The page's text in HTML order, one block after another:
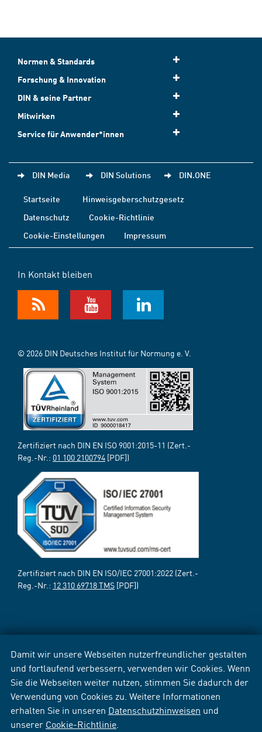
Damit wir unsere Webseiten nutzerfreundlicher gestalten
und fortlaufend verbessern, verwenden wir Cookies. Wenn
Sie die Webseiten weiter nutzen, stimmen Sie dadurch der
Verwendung von Cookies zu. Weitere Informationen
erhalten Sie in unseren Datenschutzhinweisen und
unserer Cookie-Richtlinie
Normen & Standards
Forschung & Innovation
DIN & seine Partner
Mitwirken
Service für Anwender*innen
DIN Media DIN Solutions DIN.ONE
Startseite
Hinweisgeberschutzgesetz
Datenschutz
Cookie-Richtlinie
Cookie-Einstellungen
Impressum
In Kontakt bleiben
© 2026 DIN Deutsches Institut für Normung e. V.
Zertifiziert nach DIN EN ISO 9001:2015-11 (Zert.-
Reg.-Nr.: 01 100 2100794 [PDF])
Zertifiziert nach DIN EN ISO/IEC 27001:2022 (Zert.-
Reg.-Nr.: 12 310 69718 TMS [PDF])